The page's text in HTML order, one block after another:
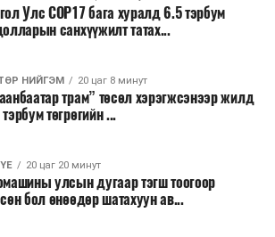
3.45 литр шатахууныг үр ашиггүй
Ингэснээр нэг жолооч өдөрт
1.7 сая гаруй төгрөгийн
зөвхөн түгжрэлд алддаг аж.
төсөл хэрэгжиж, авто замын
трассын дагуух автомашинуудын
жилд 446 тэрбум төгрөгт хүрэх
тооцоог техник, эдийн засгийн
Улс COP17 бага хуралд 6.5 тэрбум
санхүүжилт татах...
НИЙГЭМ 20 цаг 8 минут
трам” төсөл хэрэгжсэнээр жилд
төгрөгийн ...
20 цаг 20 минут
улсын дугаар тэгш тоогоор
бол өнөөдөр шатахуун ав...